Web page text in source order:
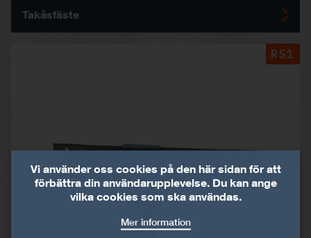
Takåsfäste
RS1
Vi använder oss cookies på den här sidan för att
förbättra din användarupplevelse. Du kan ange
vilka cookies som ska användas.
Mer information